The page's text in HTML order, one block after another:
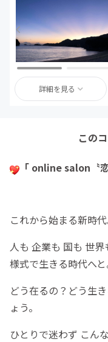
詳細を見る
この
「 online salon〝
これから始まる新時代
人も 企業も 国も 世
様式で生きる時代へと
どう在るの？どう生
ょう。
ひとりで迷わず こん